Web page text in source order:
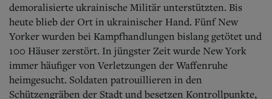
demoralisierte ukrainische Militär unterstützten. Bis
heute blieb der Ort in ukrainischer Hand. Fünf New
Yorker wurden bei Kampfhandlungen bislang getötet und
100 Häuser zerstört. In jüngster Zeit wurde New York
immer häufiger von Verletzungen der Waffenruhe
heimgesucht. Soldaten patrouillieren in den
Schützengräben der Stadt und besetzen Kontrollpunkte,